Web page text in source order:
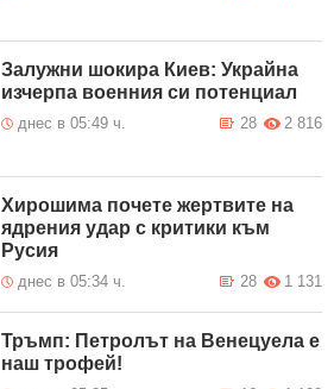
Залужни шокира Киев: Украйна
изчерпа военния си потенциал
днес в 05:49 ч. 2 816
28
Хирошима почете жертвите на
ядрения удар с критики към
Русия
днес в 05:34 ч. 1 131
28
Тръмп: Петролът на Венецуела е
наш трофей!